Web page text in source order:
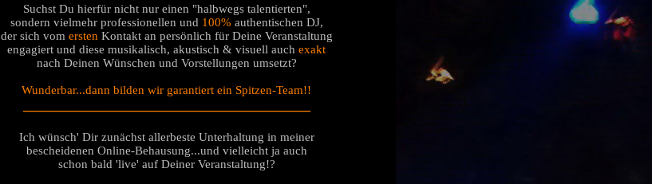
Suchst Du hierfür nicht nur einen "halbwegs talentierten",
sondern vielmehr professionellen und 100% authentischen DJ,
der sich vom ersten Kontakt an persönlich für Deine Veranstaltung
engagiert und diese musikalisch, akustisch & visuell auch exakt
nach Deinen Wünschen und Vorstellungen umsetzt?
Wunderbar...dann bilden wir garantiert ein Spitzen-Team!!
Ich wünsch' Dir zunächst allerbeste Unterhaltung in meiner
bescheidenen Online-Behausung...und vielleicht ja auch
schon bald 'live' auf Deiner Veranstaltung!?